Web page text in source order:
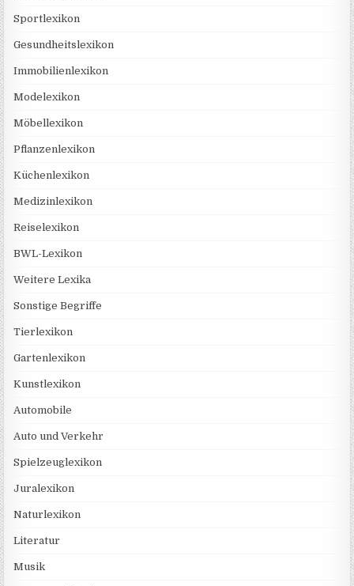
Sportlexikon
Gesundheitslexikon
Immobilienlexikon
Modelexikon
Möbellexikon
Pflanzenlexikon
Küchenlexikon
Medizinlexikon
Reiselexikon
BWL-Lexikon
Weitere Lexika
Sonstige Begriffe
Tierlexikon
Gartenlexikon
Kunstlexikon
Automobile
Auto und Verkehr
Spielzeuglexikon
Juralexikon
Naturlexikon
Literatur
Musik